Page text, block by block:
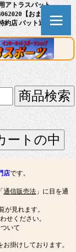
アトラスバット
【おまけ付き】
約店 バット通販なら
店です。
通信販売法 」に目を通
が見れます。
せください。
いて
掛けしております。